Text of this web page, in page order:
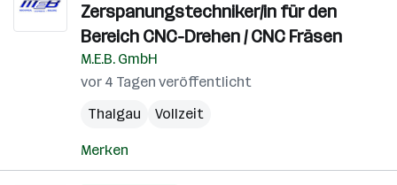
Zerspanungstechniker/in für den
Bereich CNC-Drehen / CNC Fräsen
M.E.B. GmbH
vor 4 Tagen veröffentlicht
Thalgau
Vollzeit
Merken